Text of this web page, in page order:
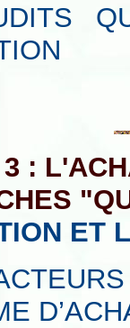
:
ET